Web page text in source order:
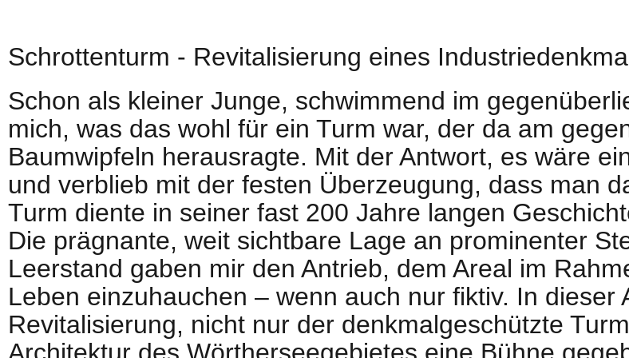
Schrottenturm - Revitalisierung eines
Schon als kleiner Junge, schwimmend im
mich, was das wohl für ein Turm war, der da am
Baumwipfeln herausragte. Mit der Antwort, es wäre
und verblieb mit der festen Überzeugung, dass man
Turm diente in seiner fast 200 Jahre langen
Die prägnante, weit sichtbare Lage an prominenter
Leerstand gaben mir den Antrieb, dem Areal im
Leben einzuhauchen – wenn auch nur fiktiv. In dieser
Revitalisierung, nicht nur der denkmalgeschützte